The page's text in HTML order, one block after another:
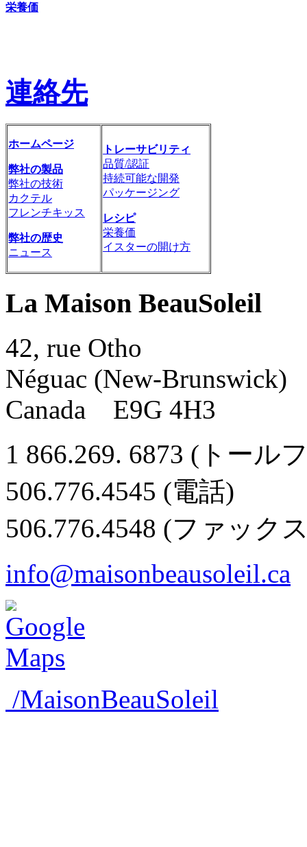
栄養価
連絡先
ホームページ
弊社の製品
弊社の技術
カクテル
フレンチキッス
弊社の歴史
ニュース
トレーサビリティ
品質/認証
持続可能な開発
パッケージング
レシピ
栄養価
イスターの開け方
La Maison BeauSoleil
42, rue Otho
Néguac (New-Brunswick)
Canada E9G 4H3
1 866.269. 6873 (トール
506.776.4545 (電話)
506.776.4548 (ファック
info@maisonbeausoleil.ca
/MaisonBeauSoleil